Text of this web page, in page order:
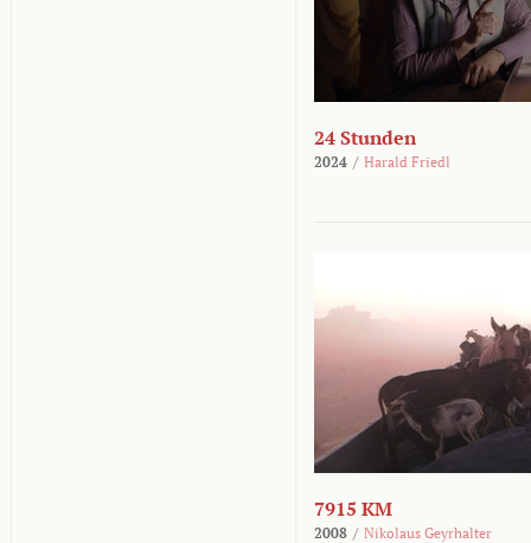
24 Stunden
2024 / Harald Friedl
7915 KM
2008 / Nikolaus Geyrhalter